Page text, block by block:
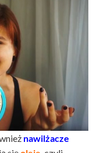
nawilżacze